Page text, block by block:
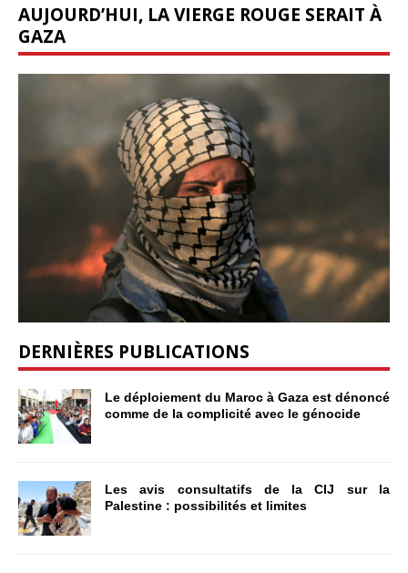
AUJOURD’HUI, LA VIERGE ROUGE SERAIT À
GAZA
DERNIÈRES PUBLICATIONS
Le déploiement du Maroc à Gaza est dénoncé
comme de la complicité avec le génocide
Les avis consultatifs de la CIJ sur la
Palestine : possibilités et limites